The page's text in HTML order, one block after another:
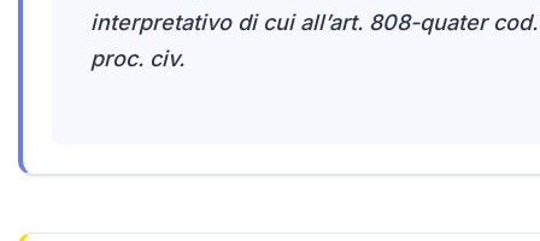
interpretativo di cui all’art. 808-quater cod.
proc. civ.